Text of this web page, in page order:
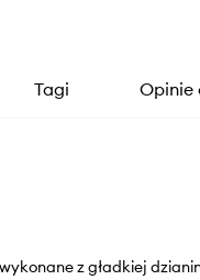
Tagi Opinie
z gładkiej